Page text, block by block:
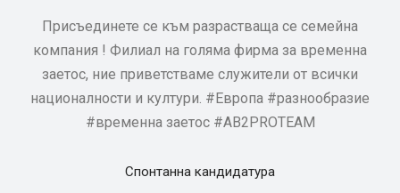
Присъединете се към разрастваща се семейна
компания ! Филиал на голяма фирма за временна
заетос, ние приветстваме служители от всички
националности и култури. #Европа #разнообразие
#временна заетос #AB2PROTEAM
Спонтанна кандидатура